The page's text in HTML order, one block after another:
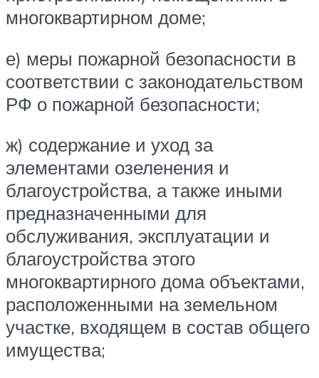
многоквартирном доме;
е) меры пожарной безопасности в
соответствии с законодательством
РФ о пожарной безопасности;
ж) содержание и уход за
элементами озеленения и
благоустройства, а также иными
предназначенными для
обслуживания, эксплуатации и
благоустройства этого
многоквартирного дома объектами,
расположенными на земельном
участке, входящем в состав общего
имущества;